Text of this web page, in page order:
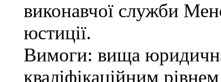
виконавчої служби
юстиції.
Вимоги: вища юридична
кваліфікаційним